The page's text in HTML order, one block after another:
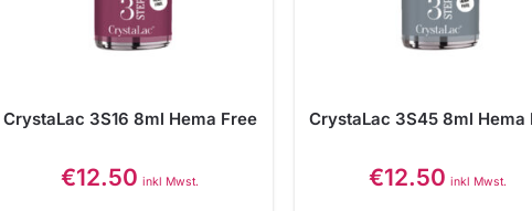
CrystaLac 3S16 8ml Hema Free
€12.50 inkl Mwst.
CrystaLac 3S45 8ml Hema
€12.50 inkl Mwst.